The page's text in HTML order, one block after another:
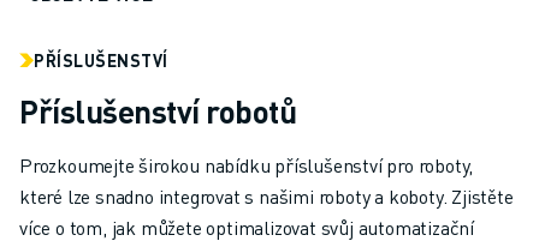
PŘÍSLUŠENSTVÍ
Příslušenství robotů
Prozkoumejte širokou nabídku příslušenství pro roboty,
které lze snadno integrovat s našimi roboty a koboty. Zjistěte
více o tom, jak můžete optimalizovat svůj automatizační